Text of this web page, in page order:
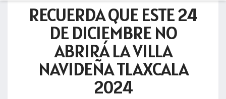
RECUERDA QUE ESTE 24
DE DICIEMBRE NO
ABRIRÁ LA VILLA
NAVIDEÑA TLAXCALA
2024
abogadas